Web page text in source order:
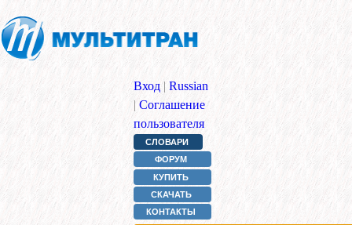
Вход | Russian
| Соглашение
пользователя
СЛОВАРИ
ФОРУМ
КУПИТЬ
СКАЧАТЬ
КОНТАКТЫ